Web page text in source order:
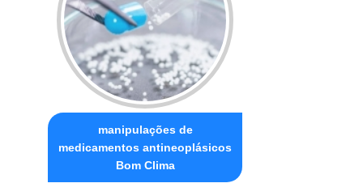
manipulações de
medicamentos antineoplásicos
Bom Clima